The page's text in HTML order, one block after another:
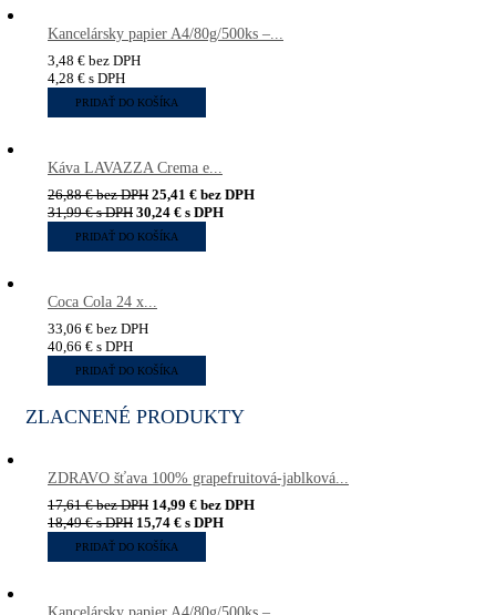
Kancelársky papier A4/80g/500ks –...
3,48 € bez DPH
4,28 € s DPH
PRIDAŤ DO KOŠÍKA
Káva LAVAZZA Crema e...
26,88€bez DPH 25,41 € bez DPH
31,99€s DPH 30,24 € s DPH
PRIDAŤ DO KOŠÍKA
Coca Cola 24 x...
33,06 € bez DPH
40,66 € s DPH
PRIDAŤ DO KOŠÍKA
ZLACNENÉ PRODUKTY
ZDRAVO šťava 100% grapefruitová-jablková...
17,61€bez DPH 14,99 € bez DPH
18,49€s DPH 15,74 € s DPH
PRIDAŤ DO KOŠÍKA